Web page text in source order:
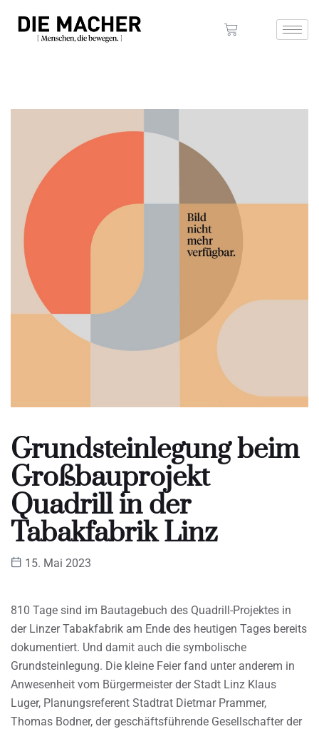
Grundsteinlegung beim
Großbauprojekt
Quadrill in der
Tabakfabrik Linz
15. Mai 2023
810 Tage sind im Bautagebuch des Quadrill-Projektes in
der Linzer Tabakfabrik am Ende des heutigen Tages bereits
dokumentiert. Und damit auch die symbolische
Grundsteinlegung. Die kleine Feier fand unter anderem in
Anwesenheit vom Bürgermeister der Stadt Linz Klaus
Luger, Planungsreferent Stadtrat Dietmar Prammer,
Thomas Bodner, der geschäftsführende Gesellschafter der